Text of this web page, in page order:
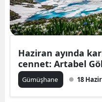
Haziran ayında
cennet: Artabel
Gümüşhane 18